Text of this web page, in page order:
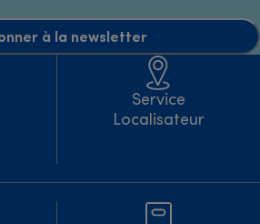
à la newsletter
Service
Localisateur